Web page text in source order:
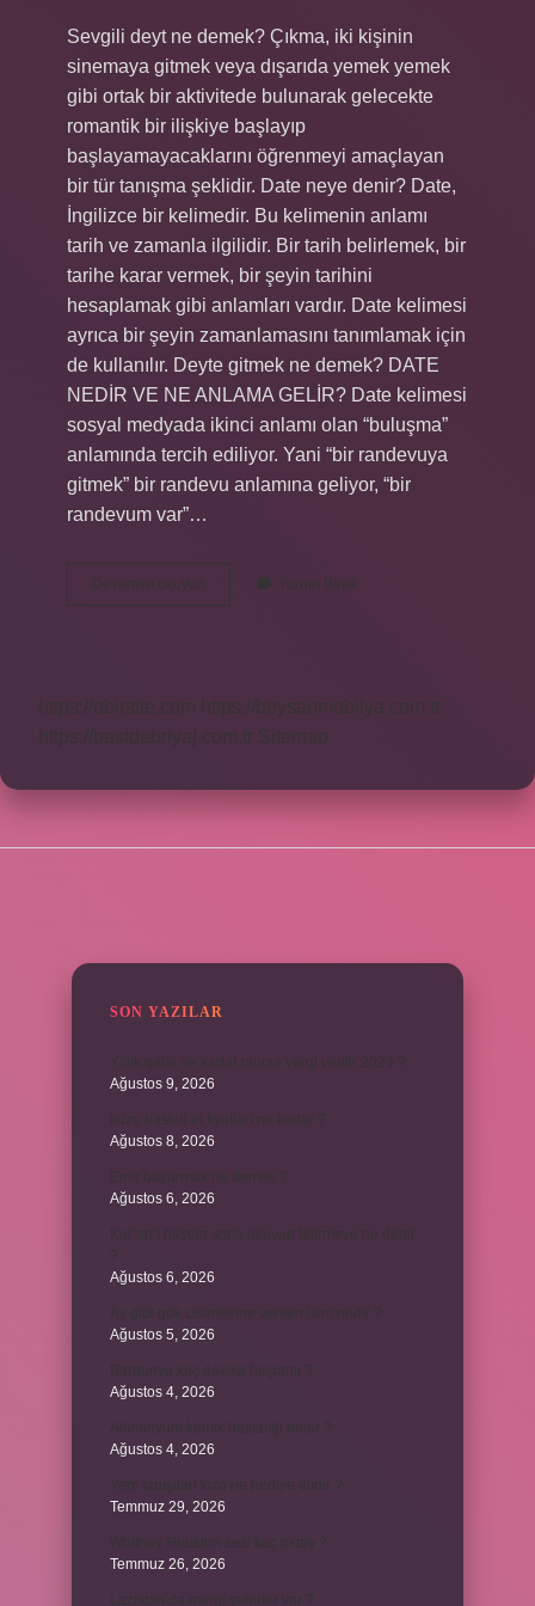
Sevgili deyt ne demek? Çıkma, iki kişinin
sinemaya gitmek veya dışarıda yemek yemek
gibi ortak bir aktivitede bulunarak gelecekte
romantik bir ilişkiye başlayıp
başlayamayacaklarını öğrenmeyi amaçlayan
bir tür tanışma şeklidir. Date neye denir? Date,
İngilizce bir kelimedir. Bu kelimenin anlamı
tarih ve zamanla ilgilidir. Bir tarih belirlemek, bir
tarihe karar vermek, bir şeyin tarihini
hesaplamak gibi anlamları vardır. Date kelimesi
ayrıca bir şeyin zamanlamasını tanımlamak için
de kullanılır. Deyte gitmek ne demek? DATE
NEDİR VE NE ANLAMA GELİR? Date kelimesi
sosyal medyada ikinci anlamı olan “buluşma”
anlamında tercih ediliyor. Yani “bir randevuya
gitmek” bir randevu anlamına geliyor, “bir
randevum var”…
Devamını okuyun
Ne
Yorum Bırak
https://obirsite.com
https://beysanmobilya.com.tr
https://bastdebriyaj.com.tr Sitemap
SON YAZILAR
Ağustos 9, 2026
Ağustos 8, 2026
Ağustos 6, 2026
Ağustos 6, 2026
Ağustos 5, 2026
Ağustos 4, 2026
Ağustos 4, 2026
Temmuz 29, 2026
Temmuz 26, 2026